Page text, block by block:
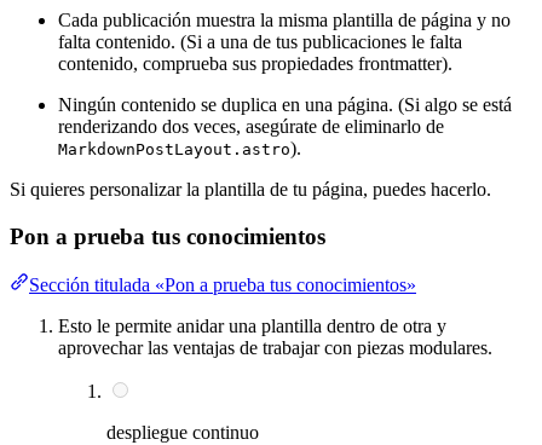
Cada publicación muestra la misma plantilla de página y no
falta contenido. (Si a una de tus publicaciones le falta
contenido, comprueba sus propiedades frontmatter).
Ningún contenido se duplica en una página. (Si algo se está
renderizando dos veces, asegúrate de eliminarlo de
MarkdownPostLayout.astro).
Si quieres personalizar la plantilla de tu página, puedes hacerlo.
Pon a prueba tus conocimientos
Sección titulada «Pon a prueba tus conocimientos»
Esto le permite anidar una plantilla dentro de otra y
aprovechar las ventajas de trabajar con piezas modulares.
despliegue continuo